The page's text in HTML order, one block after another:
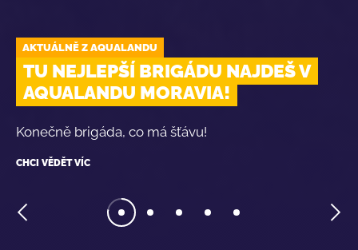
AKTUÁLNĚ Z AQUALANDU
TU NEJLEPŠÍ BRIGÁDU NAJDEŠ V
AQUALANDU MORAVIA!
Konečně brigáda, co má šťávu!
CHCI VĚDĚT VÍC